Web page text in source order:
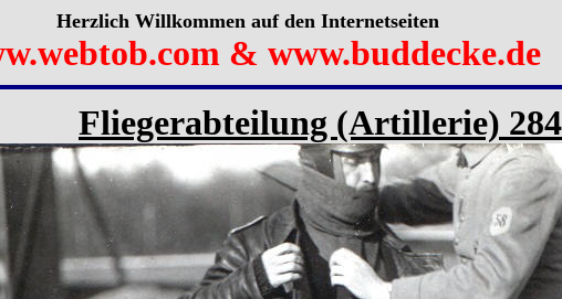
Herzlich Willkommen auf den Internetseiten
& www.buddecke.de
Fliegerabteilung (Artillerie)